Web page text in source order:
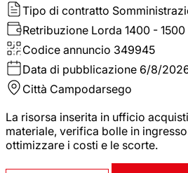
Tipo di contratto
Retribuzione Lorda 1400 -
Codice annuncio 349945
Data di pubblicazione 6/8/
Città Campodarsego
La risorsa inserita in ufficio
materiale, verifica bolle in
ottimizzare i costi e le scorte.